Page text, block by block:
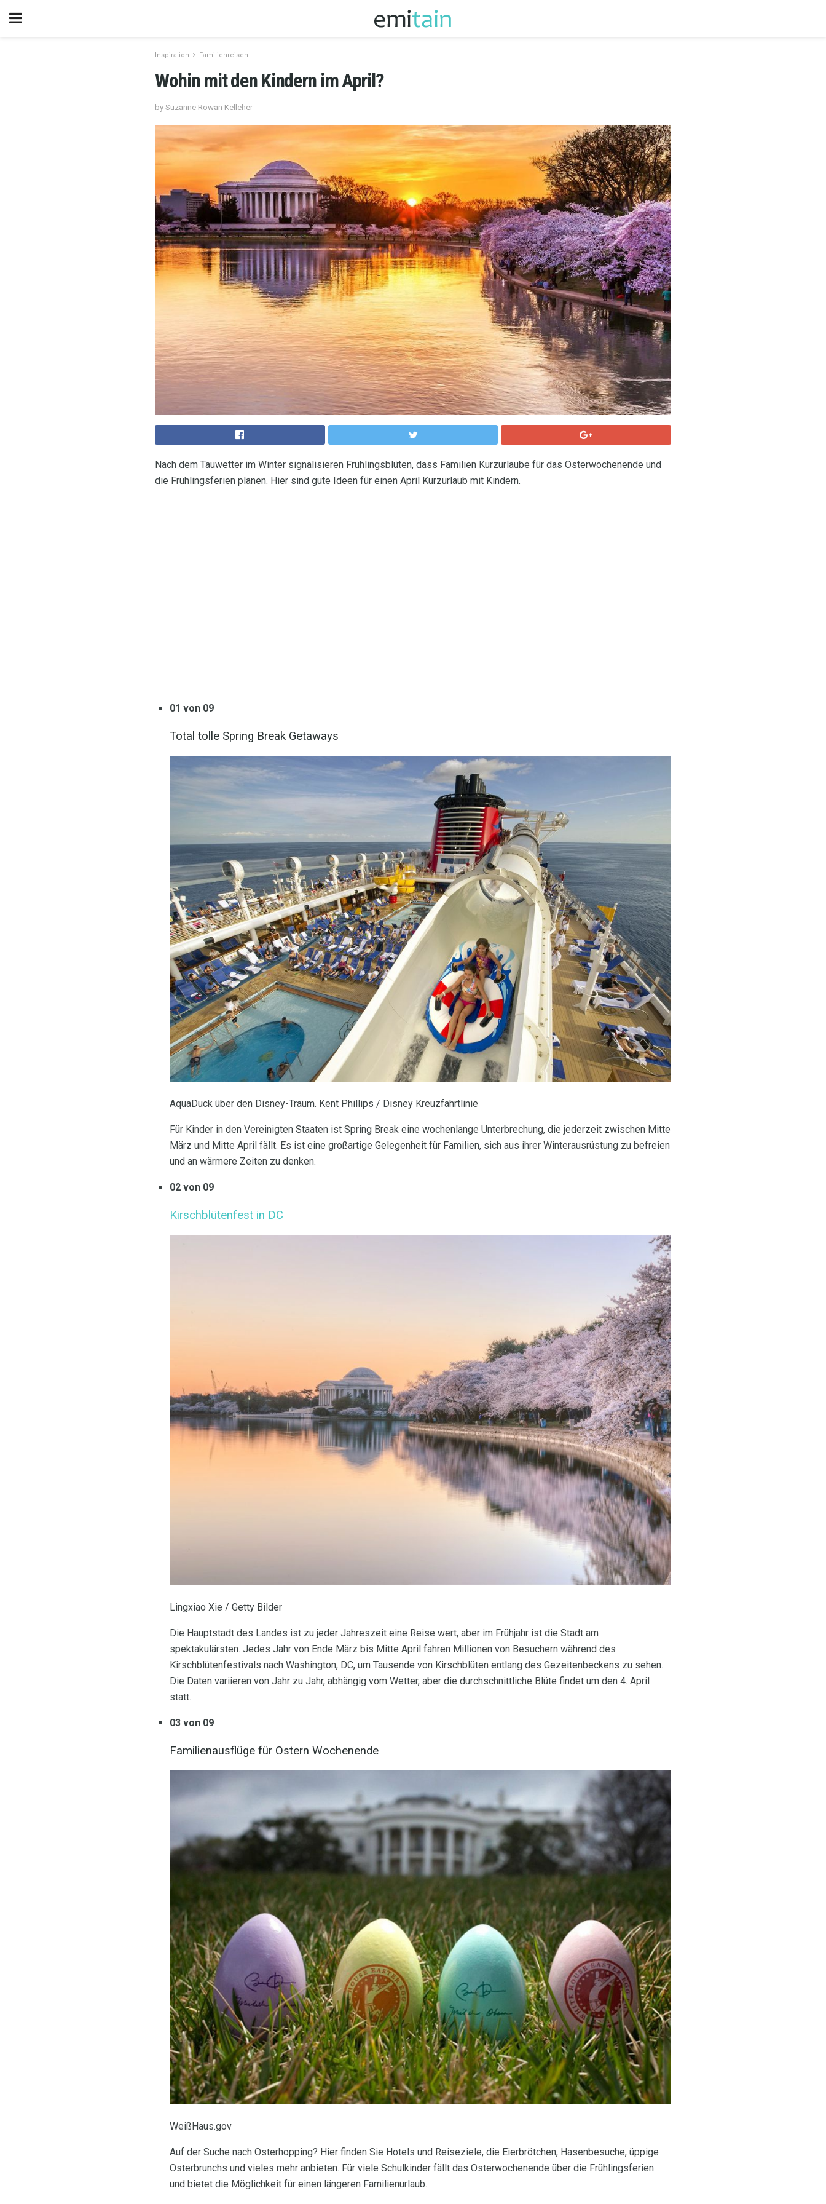
Inspiration Familienreisen
Wohin mit den Kindern im April?
by Suzanne Rowan Kelleher
Nach dem Tauwetter im Winter signalisieren Frühlingsblüten, dass Familien Kurzurlaube für das Osterwochenende und
die Frühlingsferien planen. Hier sind gute Ideen für einen April Kurzurlaub mit Kindern.
01 von 09
Total tolle Spring Break Getaways
AquaDuck über den Disney-Traum. Kent Phillips / Disney Kreuzfahrtlinie
Für Kinder in den Vereinigten Staaten ist Spring Break eine wochenlange Unterbrechung, die jederzeit zwischen Mitte
März und Mitte April fällt. Es ist eine großartige Gelegenheit für Familien, sich aus ihrer Winterausrüstung zu befreien
und an wärmere Zeiten zu denken.
02 von 09
Kirschblütenfest in DC
Lingxiao Xie / Getty Bilder
Die Hauptstadt des Landes ist zu jeder Jahreszeit eine Reise wert, aber im Frühjahr ist die Stadt am
spektakulärsten. Jedes Jahr von Ende März bis Mitte April fahren Millionen von Besuchern während des
Kirschblütenfestivals nach Washington, DC, um Tausende von Kirschblüten entlang des Gezeitenbeckens zu sehen.
Die Daten variieren von Jahr zu Jahr, abhängig vom Wetter, aber die durchschnittliche Blüte findet um den 4. April
statt.
03 von 09
Familienausflüge für Ostern Wochenende
WeißHaus.gov
Auf der Suche nach Osterhopping? Hier finden Sie Hotels und Reiseziele, die Eierbrötchen, Hasenbesuche, üppige
Osterbrunchs und vieles mehr anbieten. Für viele Schulkinder fällt das Osterwochenende über die Frühlingsferien
und bietet die Möglichkeit für einen längeren Familienurlaub.